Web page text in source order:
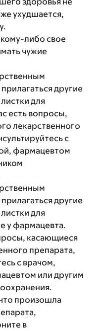
ухудшается,
кому-либо свое
чужие
другие
для
есть вопросы,
лекарственного
с
фармацевтом
другие
для
у фармацевта.
касающиеся
препарата,
с врачом,
или другим
произошла
в